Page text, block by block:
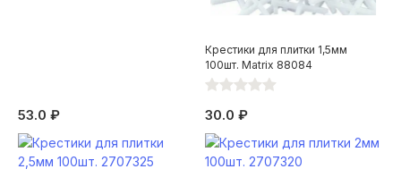
53.0 ₽
Крестики для плитки 1,5мм
100шт. Matrix 88084
30.0 ₽